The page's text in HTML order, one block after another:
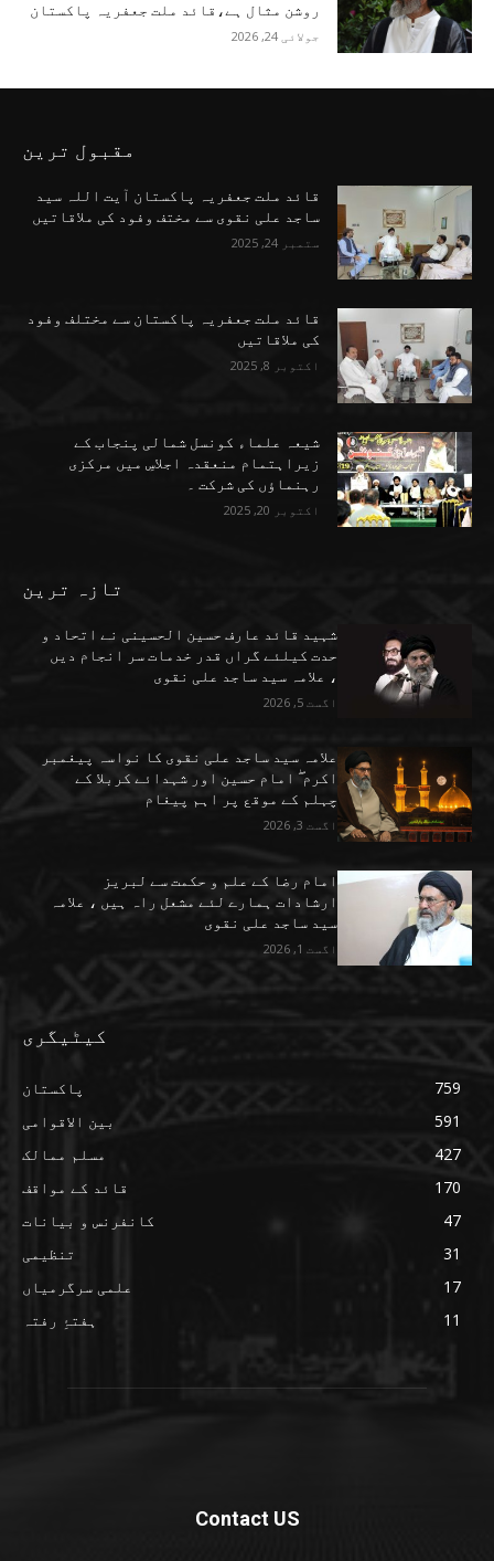
روشن مثال ہے،قائد ملت جعفریہ پاکستان
جولائی 24, 2026
مقبول ترین
قائد ملت جعفریہ پاکستان آیت اللہ سید
ساجد علی نقوی سے مختف وفود کی ملاقاتیں
ستمبر 24, 2025
قائد ملت جعفریہ پاکستان سے مختلف وفود
کی ملاقاتیں
اکتوبر 8, 2025
شیعہ علماء کونسل شمالی پنجاب کے
زیراہتمام منعقدہ اجلاسِ میں مرکزی
رہنماؤں کی شرکت ۔
اکتوبر 20, 2025
تازہ ترین
شہید قائد عارف حسین الحسینی نے اتحاد و
حدت کیلئے گراں قدر خدمات سر انجام دیں
، علامہ سید ساجد علی نقوی
اگست 5, 2026
علامہ سید ساجد علی نقوی کا نواسہ پیغمبر
اکرم ۖ امام حسین اور شہدائے کربلا کے
چہلم کے موقع پر اہم پیغام
اگست 3, 2026
امام رضا کے علم و حکمت سے لبریز
ارشادات ہمارے لئے مشعل راہ ہیں ، علامہ
سید ساجد علی نقوی
اگست 1, 2026
کیٹیگری
پاکستان
759
بین الاقوامی
591
مسلم ممالک
427
قائد کے مواقف
170
کانفرنس و بیانات
47
تنظیمی
31
علمی سرگرمیاں
17
ہفتۂِ رفتہ
11
Contact US